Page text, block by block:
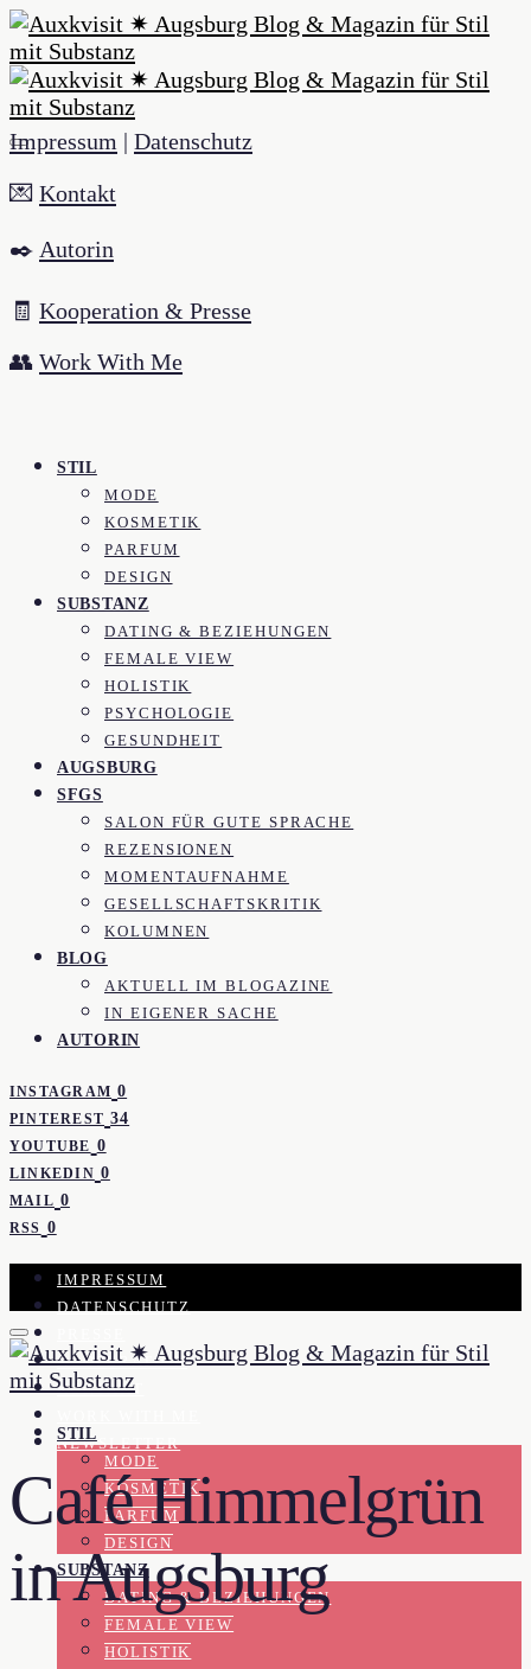
Impressum | Datenschutz
💌 Kontakt
✒️ Autorin
🧾 Kooperation & Presse
👥 Work With Me
STIL
MODE
KOSMETIK
PARFUM
DESIGN
SUBSTANZ
DATING & BEZIEHUNGEN
FEMALE VIEW
HOLISTIK
PSYCHOLOGIE
GESUNDHEIT
AUGSBURG
SFGS
SALON FÜR GUTE SPRACHE
REZENSIONEN
MOMENTAUFNAHME
GESELLSCHAFTSKRITIK
KOLUMNEN
BLOG
AKTUELL IM BLOGAZINE
IN EIGENER SACHE
AUTORIN
INSTAGRAM 0
PINTEREST 34
YOUTUBE 0
LINKEDIN 0
MAIL 0
RSS 0
IMPRESSUM
DATENSCHUTZ
KOOPERATION
KONTAKT
NEWSLETTER
STIL
MODE
KOSMETIK
PARFUM
DESIGN
SUBSTANZ
DATING & BEZIEHUNGEN
FEMALE VIEW
HOLISTIK
Café Himmelgrün
in Augsburg